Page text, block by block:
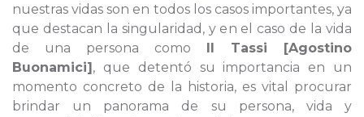
nuestras vidas son en todos los casos importantes, ya
que destacan la singularidad, y en el caso de la vida
de una persona como Il Tassi [Agostino
Buonamici], que detentó su importancia en un
momento concreto de la historia, es vital procurar
brindar un panorama de su persona, vida y